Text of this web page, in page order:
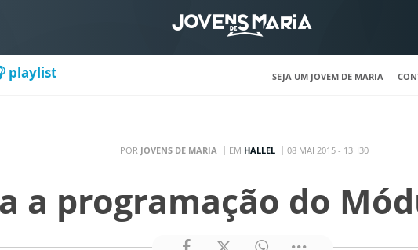
playlist SEJA UM JOVEM DE MARIA
POR JOVENS DE MARIA EM HALLEL 08 MAI 2015 - 13H30
a programação do